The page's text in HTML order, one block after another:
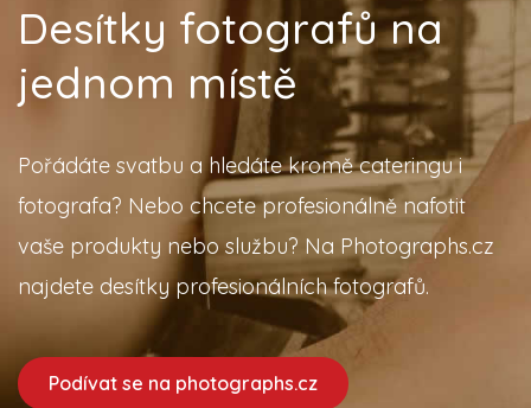
Desítky fotografů na
jednom místě
Pořádáte svatbu a hledáte kromě cateringu i
fotografa? Nebo chcete profesionálně nafotit
vaše produkty nebo službu? Na Photographs.cz
najdete desítky profesionálních fotografů.
Podívat se na photographs.cz